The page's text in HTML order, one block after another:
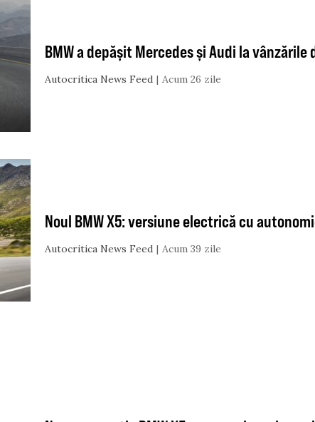
BMW a depășit Mercedes și Audi la
Autocritica News Feed Acum 26 zile
Noul BMW X5: versiune electrică cu
Autocritica News Feed Acum 39 zile